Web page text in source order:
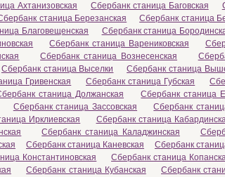
Ахтанизовская Сбербанк станица Баговская
станица Березанская Сбербанк станица
Благовещенская Сбербанк станица
Сбербанк станица Варениковская
Сбербанк станица Вознесенская
Сбербанк станица Выселки Сбербанк станица
Гривенская Сбербанк станица Губская
станица Должанская Сбербанк станица
Сбербанк станица Зассовская Сбербанк
Ирклиевская Сбербанк станица
Сбербанк станица Каладжинская
Сбербанк станица Каневская Сбербанк
Константиновская Сбербанк станица
Сбербанк станица Кубанская Сбербанк